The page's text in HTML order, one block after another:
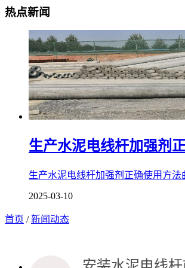
热点新闻
生产水泥电线杆加强剂
生产水泥电线杆加强剂正确使用方法
2025-03-10
首页 /新闻动态